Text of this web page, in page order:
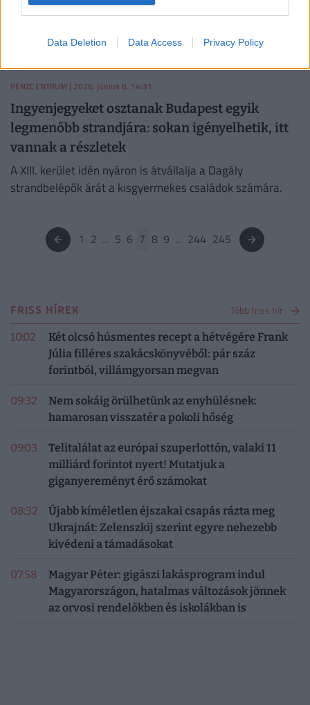
Data Deletion Data Access Privacy Policy
lelépett a zenekarból
Egy évvel a Tankcsapda elhagyása után saját zenekart
alapított Sidlovics Gábor, aki most minden energiáját új
projektjébe fekteti.
PÉNZCENTRUM | 2026. június 8. 14:31
Ingyenjegyeket osztanak Budapest egyik
legmenőbb strandjára: sokan igényelhetik, itt
vannak a részletek
A XIII. kerület idén nyáron is átvállalja a Dagály
strandbelépők árát a kisgyermekes családok számára.
1 2 ... 5 6 7 8 9 ... 244 245
FRISS HÍREK Több friss hír
10:02
Két olcsó húsmentes recept a hétvégére Frank
Júlia filléres szakácskönyvéből: pár száz
forintból, villámgyorsan megvan
09:32
Nem sokáig örülhetünk az enyhülésnek:
hamarosan visszatér a pokoli hőség
09:03
Telitalálat az európai szuperlottón, valaki 11
milliárd forintot nyert! Mutatjuk a
giganyereményt érő számokat
08:32
Újabb kíméletlen éjszakai csapás rázta meg
Ukrajnát: Zelenszkij szerint egyre nehezebb
kivédeni a támadásokat
07:58
Magyar Péter: gigászi lakásprogram indul
Magyarországon, hatalmas változások jönnek
az orvosi rendelőkben és iskolákban is